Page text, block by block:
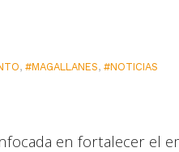
,#MAGALLANES,#NOTICIAS
en fortalecer el